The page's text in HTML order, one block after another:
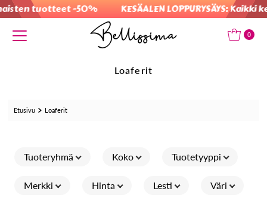
tuotteet -50% KESÄALEN LOPPURYSÄYS: Kaikki
Translation missing: fi.accessibility.skip_to_text 0
Loaferit
Etusivu Loaferit
Tuoteryhmä Koko Tuotetyyppi
Merkki Hinta Lesti Väri